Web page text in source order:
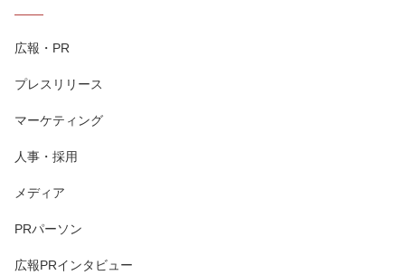
広報・PR
プレスリリース
マーケティング
人事・採用
メディア
PRパーソン
広報PRインタビュー